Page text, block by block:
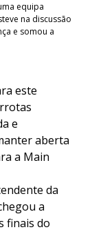
equipa
na discussão
e somou a
este
e
aberta
a Main
da
a
finais do